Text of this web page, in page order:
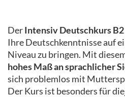
DerIntensiv Deutschkurs
Ihre Deutschkenntnisse auf
Niveau zu bringen. Mit
hohes Maß an sprachlicher
sich problemlos mit
Der Kurs ist besonders für